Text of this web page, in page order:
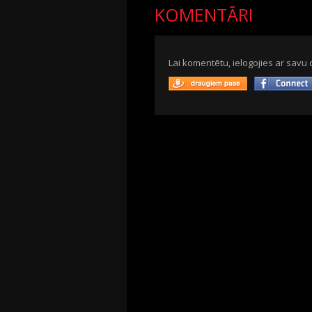
KOMENTĀRI
Lai komentētu, ielogojies ar savu